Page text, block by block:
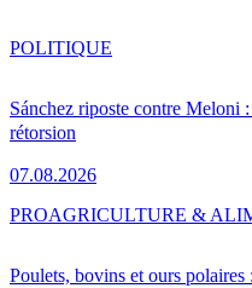
Sánchez riposte contre Meloni
rétorsion
07.08.2026
POLITIQUE
Poulets, bovins et ours
PROAGRICULTURE &